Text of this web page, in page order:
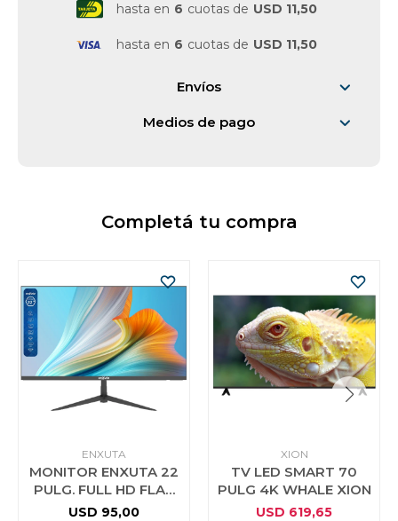
hasta en 6 cuotas de USD 11,50
hasta en 6 cuotas de USD 11,50
Envíos
Medios de pago
Completá tu compra
ENXUTA
MONITOR ENXUTA 22
PULG. FULL HD FLAT
HDMI VGA
USD 95,00
XION
TV LED SMART 70
PULG 4K WHALE XION
USD 619,65